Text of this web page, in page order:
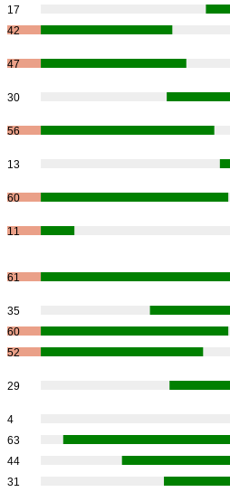
17
42
47
30
56
13
60
11
61
35
60
52
29
4
63
44
31